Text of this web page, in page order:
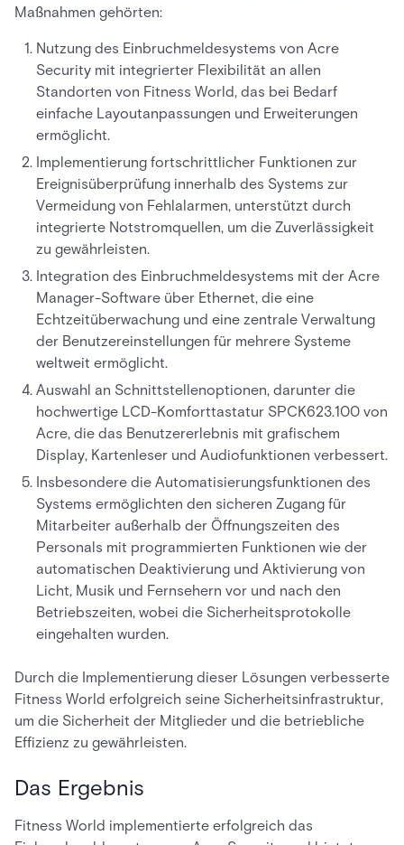
Maßnahmen gehörten:
Nutzung des Einbruchmeldesystems von Acre
Security mit integrierter Flexibilität an allen
Standorten von Fitness World, das bei Bedarf
einfache Layoutanpassungen und Erweiterungen
ermöglicht.
Implementierung fortschrittlicher Funktionen zur
Ereignisüberprüfung innerhalb des Systems zur
Vermeidung von Fehlalarmen, unterstützt durch
integrierte Notstromquellen, um die Zuverlässigkeit
zu gewährleisten.
Integration des Einbruchmeldesystems mit der Acre
Manager-Software über Ethernet, die eine
Echtzeitüberwachung und eine zentrale Verwaltung
der Benutzereinstellungen für mehrere Systeme
weltweit ermöglicht.
Auswahl an Schnittstellenoptionen, darunter die
hochwertige LCD-Komforttastatur SPCK623.100 von
Acre, die das Benutzererlebnis mit grafischem
Display, Kartenleser und Audiofunktionen verbessert.
Insbesondere die Automatisierungsfunktionen des
Systems ermöglichten den sicheren Zugang für
Mitarbeiter außerhalb der Öffnungszeiten des
Personals mit programmierten Funktionen wie der
automatischen Deaktivierung und Aktivierung von
Licht, Musik und Fernsehern vor und nach den
Betriebszeiten, wobei die Sicherheitsprotokolle
eingehalten wurden.
Durch die Implementierung dieser Lösungen verbesserte
Fitness World erfolgreich seine Sicherheitsinfrastruktur,
um die Sicherheit der Mitglieder und die betriebliche
Effizienz zu gewährleisten.
Das Ergebnis
Fitness World implementierte erfolgreich das